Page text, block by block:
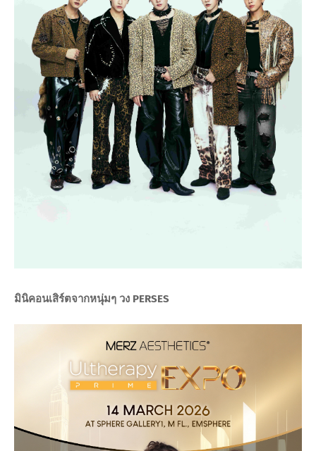
มินิคอนเสิร์ตจากหนุ่มๆ วง PERSES